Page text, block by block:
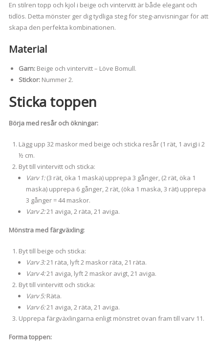
En stilren topp och kjol i beige och vintervitt är både elegant och
tidlös. Detta mönster ger dig tydliga steg för steg-anvisningar för att
skapa den perfekta kombinationen.
Material
Garn:Beige och vintervitt – Löve Bomull.
Stickor:Nummer 2.
Sticka toppen
Börja med resår och ökningar:
Lägg upp 32 maskor med beige och sticka resår (1 rät, 1 avig) i 2
½ cm.
Byt till vintervitt och sticka:
Varv 1:(3 rät, öka 1 maska) upprepa 3 gånger, (2 rät, öka 1
maska) upprepa 6 gånger, 2 rät, (öka 1 maska, 3 rät) upprepa
3 gånger = 44 maskor.
Varv 2:21 aviga, 2 räta, 21 aviga.
Mönstra med färgväxling:
Byt till beige och sticka:
Varv 3:21 räta, lyft 2 maskor räta, 21 räta.
Varv 4:21 aviga, lyft 2 maskor avigt, 21 aviga.
Byt till vintervitt och sticka:
Varv 5:Räta.
Varv 6:21 aviga, 2 räta, 21 aviga.
Upprepa färgväxlingarna enligt mönstret ovan fram till varv 11.
Forma toppen: